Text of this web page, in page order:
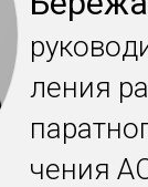
ле­ния
чения